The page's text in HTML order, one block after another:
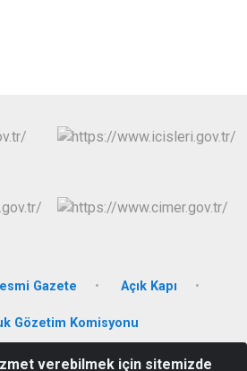
Gazete Açık Kapı
Gözetim Komisyonu
verebilmek için sitemizde